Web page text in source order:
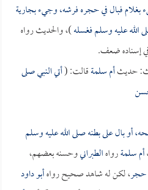
بغلام فبال في حجره فرشه، وجيء بجارية
الله عليه وسلم فغسله)، والحديث رواه
إسناده ضعف.
حديثأم سلمةقالت: (أتي النبي صلى
أو بال على بطنه صلى الله عليه وسلم
أم سلمةرواهالطبرانيوحسنه بعضهم،
حجر، لكن له شاهد صحيح رواهأبو داود